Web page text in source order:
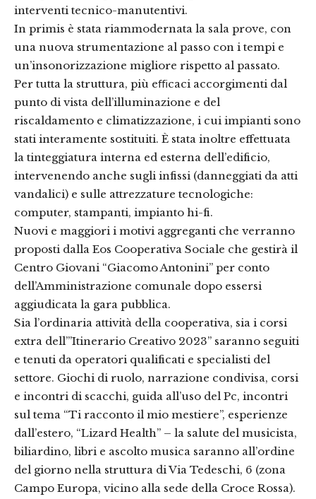
interventi tecnico-manutentivi.
In primis è stata riammodernata la sala prove, con
una nuova strumentazione al passo con i tempi e
un’insonorizzazione migliore rispetto al passato.
Per tutta la struttura, più eﬃcaci accorgimenti dal
punto di vista dell’illuminazione e del
riscaldamento e climatizzazione, i cui impianti sono
stati interamente sostituiti. È stata inoltre effettuata
la tinteggiatura interna ed esterna dell’edificio,
intervenendo anche sugli infissi (danneggiati da atti
vandalici) e sulle attrezzature tecnologiche:
computer, stampanti, impianto hi-fi.
Nuovi e maggiori i motivi aggreganti che verranno
proposti dalla Eos Cooperativa Sociale che gestirà il
Centro Giovani “Giacomo Antonini” per conto
dell’Amministrazione comunale dopo essersi
aggiudicata la gara pubblica.
Sia l’ordinaria attività della cooperativa, sia i corsi
extra dell’”Itinerario Creativo 2023” saranno seguiti
e tenuti da operatori qualificati e specialisti del
settore. Giochi di ruolo, narrazione condivisa, corsi
e incontri di scacchi, guida all’uso del Pc, incontri
sul tema “Ti racconto il mio mestiere”, esperienze
dall’estero, “Lizard Health” – la salute del musicista,
biliardino, libri e ascolto musica saranno all’ordine
del giorno nella struttura di Via Tedeschi, 6 (zona
Campo Europa, vicino alla sede della Croce Rossa).